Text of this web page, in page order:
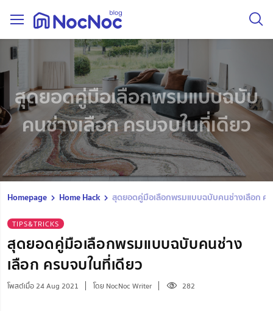
สุดยอดคู่มือเลือกพรมแบบฉบับ
คนช่างเลือก ครบจบในที่เดียว
Homepage Home Hack สุดยอดคู่มือเลือกพรมแบบฉบับคนช่างเลือก ค
TIPS&TRICKS
สุดยอดคู่มือเลือกพรมแบบฉบับคนช่าง
เลือก ครบจบในที่เดียว
โพสต์เมื่อ 24 Aug 2021 โดย NocNoc Writer 282